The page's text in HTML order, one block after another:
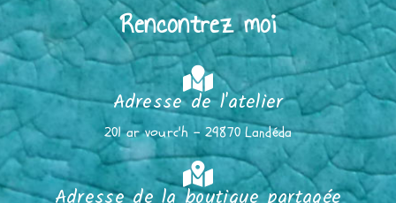
Rencontrez moi
Adresse de l'atelier
201 ar vourc'h - 29870 Landéda